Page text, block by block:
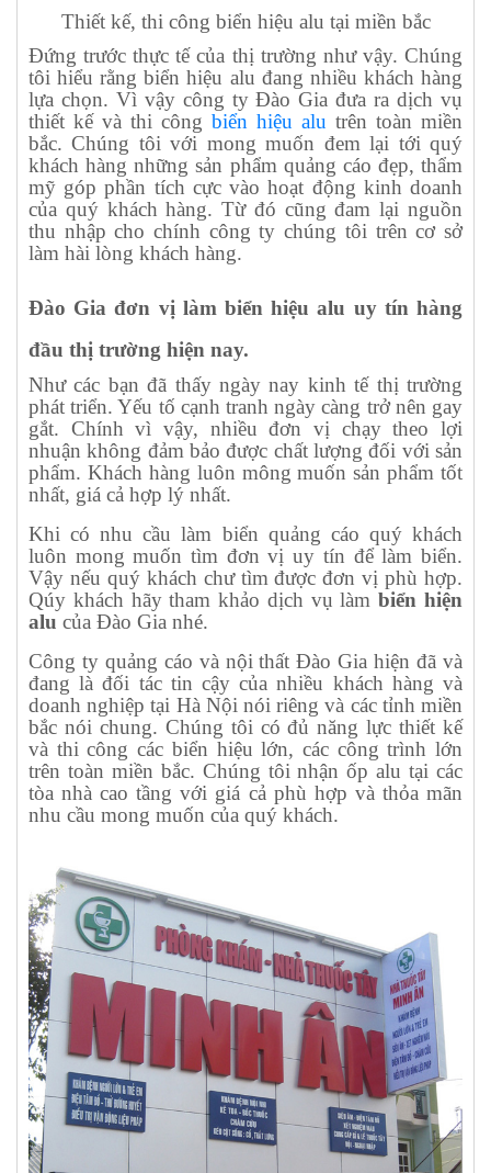
Thiết kế, thi công biển hiệu alu tại miền bắc
Đứng trước thực tế của thị trường như vậy. Chúng
tôi hiểu rằng biển hiệu alu đang nhiều khách hàng
lựa chọn. Vì vậy công ty Đào Gia đưa ra dịch vụ
thiết kế và thi công biển hiệu alu trên toàn miền
bắc. Chúng tôi với mong muốn đem lại tới quý
khách hàng những sản phẩm quảng cáo đẹp, thẩm
mỹ góp phần tích cực vào hoạt động kinh doanh
của quý khách hàng. Từ đó cũng đam lại nguồn
thu nhập cho chính công ty chúng tôi trên cơ sở
làm hài lòng khách hàng.
Đào Gia đơn vị làm biển hiệu alu uy tín hàng
đầu thị trường hiện nay.
Như các bạn đã thấy ngày nay kinh tế thị trường
phát triển. Yếu tố cạnh tranh ngày càng trở nên gay
gắt. Chính vì vậy, nhiều đơn vị chạy theo lợi
nhuận không đảm bảo được chất lượng đối với sản
phẩm. Khách hàng luôn mông muốn sản phẩm tốt
nhất, giá cả hợp lý nhất.
Khi có nhu cầu làm biển quảng cáo quý khách
luôn mong muốn tìm đơn vị uy tín để làm biển.
Vậy nếu quý khách chư tìm được đơn vị phù hợp.
Qúy khách hãy tham khảo dịch vụ làmbiển hiện
alu của Đào Gia nhé.
Công ty quảng cáo và nội thất Đào Gia hiện đã và
đang là đối tác tin cậy của nhiều khách hàng và
doanh nghiệp tại Hà Nội nói riêng và các tỉnh miền
bắc nói chung. Chúng tôi có đủ năng lực thiết kế
và thi công các biển hiệu lớn, các công trình lớn
trên toàn miền bắc. Chúng tôi nhận ốp alu tại các
tòa nhà cao tầng với giá cả phù hợp và thỏa mãn
nhu cầu mong muốn của quý khách.